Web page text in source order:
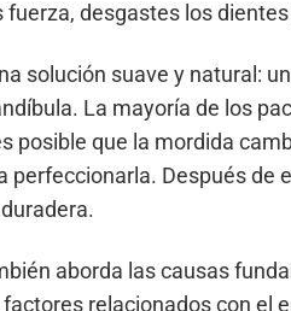
desgastes los
solución suave y natural:
La mayoría de los
posible que la mordida
perfeccionarla. Después de
aborda las causas
factores relacionados con el